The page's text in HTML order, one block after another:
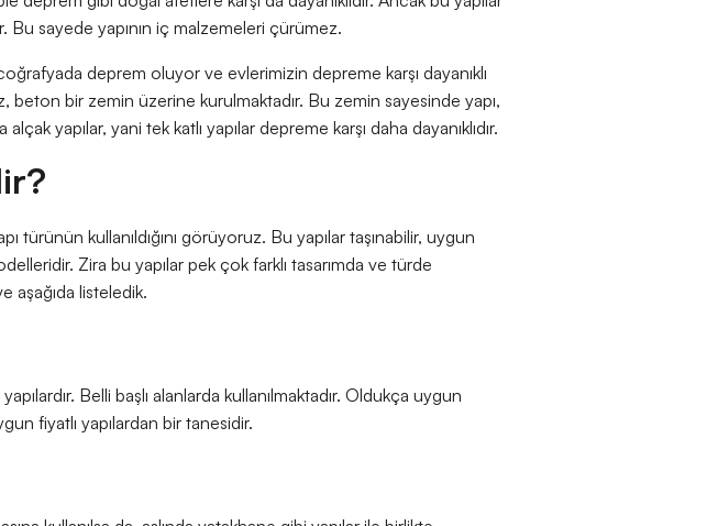
Bu sayede yapının iç malzemeleri çürümez.
deprem oluyor ve evlerimizin depreme karşı dayanıklı
beton bir zemin üzerine kurulmaktadır. Bu zemin sayesinde yapı,
yapılar, yani tek katlı yapılar depreme karşı daha dayanıklıdır.
türünün kullanıldığını görüyoruz. Bu yapılar taşınabilir, uygun
Zira bu yapılar pek çok farklı tasarımda ve türde
aşağıda listeledik.
Belli başlı alanlarda kullanılmaktadır. Oldukça uygun
fiyatlı yapılardan bir tanesidir.